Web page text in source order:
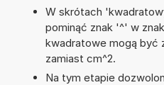
W skrótach
pominąć znak '^' w
kwadratowe mogą być
zamiast cm^2.
Na tym etapie